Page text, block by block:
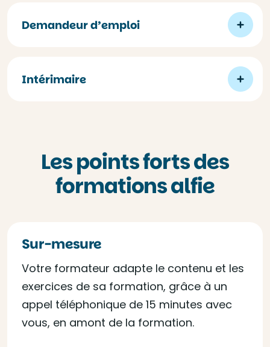
Demandeur d’emploi
Intérimaire
Les points forts des
formations alfie
Sur-mesure
Votre formateur adapte le contenu et les
exercices de sa formation, grâce à un
appel téléphonique de 15 minutes avec
vous, en amont de la formation.